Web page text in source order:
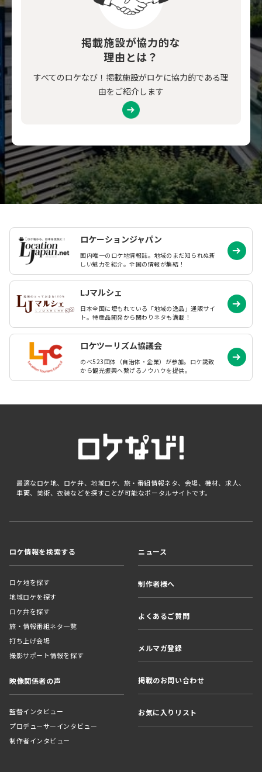
掲載施設が協力的な
理由とは？
すべてのロケなび！掲載施設がロケに協力的である理
由をご紹介します
ロケーションジャパン
国内唯一のロケ地情報誌。地域のまだ知られぬ新
しい魅力を紹介。全国の情報が集結！
LJマルシェ
日本全国に埋もれている「地域の逸品」通販サイ
ト。特産品開発から関わりネタも満載！
ロケツーリズム協議会
のべ523団体（自治体・企業）が参加。ロケ誘致
から観光振興へ繋げるノウハウを提供。
最適なロケ地、ロケ弁、地域ロケ、旅・番組情報ネタ、会場、機材、求人、
車両、美術、衣装などを探すことが可能なポータルサイトです。
ロケ情報を検索する
ロケ地を探す
地域ロケを探す
ロケ弁を探す
旅・情報番組ネタ一覧
打ち上げ会場
撮影サポート情報を探す
映像関係者の声
監督インタビュー
プロデューサーインタビュー
制作者インタビュー
ニュース
制作者様へ
よくあるご質問
メルマガ登録
掲載のお問い合わせ
お気に入りリスト